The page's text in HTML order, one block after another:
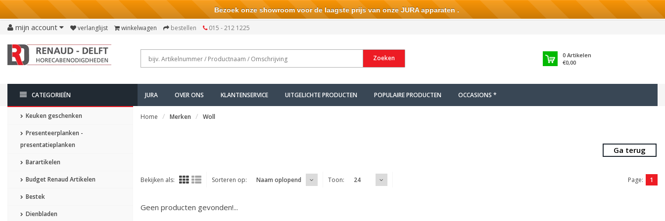
mijn account verlanglijst winkelwagen bestellen 015 - 212 1225
Zoeken 0Artikelen
€0,00
CATEGORIEËN JURA OVER ONS KLANTENSERVICE UITGELICHTE PRODUCTEN POPULAIRE PRODUCTEN OCCASIONS *
Keuken geschenken
Presenteerplanken -
presentatieplanken
Barartikelen
Budget Renaud Artikelen
Bestek
Dienbladen
Home Merken Woll
Ga terug
Bekijken als: Sorteren op: Naam oplopend Toon: 24 Page: 1
Geen producten gevonden!...
Bezoek onze showroom voor de laagste prijs van onze JURA apparaten .